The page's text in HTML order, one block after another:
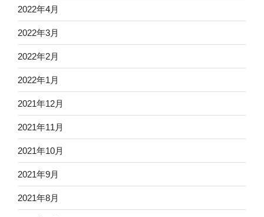
2022年4月
2022年3月
2022年2月
2022年1月
2021年12月
2021年11月
2021年10月
2021年9月
2021年8月